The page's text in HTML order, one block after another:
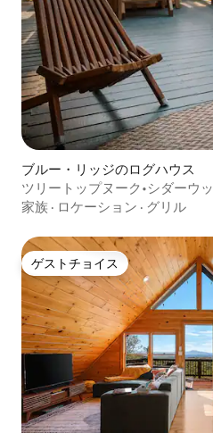
ブルー・リッジのログハウス
ツリートップヌーク•シダーウ
ウンまで10分
家族 · ロケーション · グリル
ゲストチョイス
ゲストチョイス